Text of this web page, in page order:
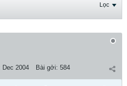
Lọc
Dec 2004 Bài gởi: 584